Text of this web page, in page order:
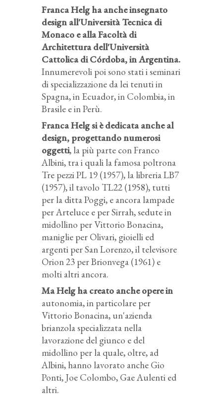
Franca Helg ha anche insegnato
design all'Università Tecnica di
Monaco e alla Facoltà di
Architettura dell'Università
Cattolica di Córdoba, in Argentina.
Innumerevoli poi sono stati i seminari
di specializzazione da lei tenuti in
Spagna, in Ecuador, in Colombia, in
Brasile e in Perù.
Franca Helg si è dedicata anche al
design, progettando numerosi
oggetti, la più parte con Franco
Albini, tra i quali la famosa poltrona
Tre pezzi PL 19 (1957), la libreria LB7
(1957), il tavolo TL22 (1958), tutti
per la ditta Poggi, e ancora lampade
per Arteluce e per Sirrah, sedute in
midollino per Vittorio Bonacina,
maniglie per Olivari, gioielli ed
argenti per San Lorenzo, il televisore
Orion 23 per Brionvega (1961) e
molti altri ancora.
Ma Helg ha creato anche opere in
autonomia, in particolare per
Vittorio Bonacina, un'azienda
brianzola specializzata nella
lavorazione del giunco e del
midollino per la quale, oltre, ad
Albini, hanno lavorato anche Gio
Ponti, Joe Colombo, Gae Aulenti ed
altri.